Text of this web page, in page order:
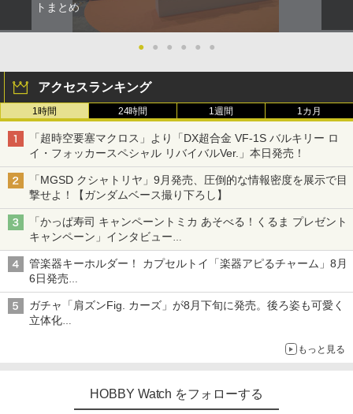
トまとめ
● ● ● ● ● ●
アクセスランキング
1時間 24時間 1週間 1カ月
「超時空要塞マクロス」より「DX超合金 VF-1S バルキリー ロ
イ・フォッカースペシャル リバイバルVer.」本日発売！
「MGSD クシャトリヤ」9月発売、圧倒的な情報密度を展示で目
撃せよ！【ガンダムベース撮り下ろし】
「かっぱ寿司 キャンペーントミカ あそべる！くるま プレゼント
キャンペーン」インタビュー
子どもが楽しめるかっぱ寿司ならではの体験とコラボの楽しさを
追求
管楽器キーホルダー！ カプセルトイ「楽器アピるチャーム」8月
6日発売
チューバ、テナサクなど5種各3色
ガチャ「肩ズンFig. カーズ」が8月下旬に発売。後ろ姿も可愛く
立体化
もっと見る
HOBBY Watch をフォローする